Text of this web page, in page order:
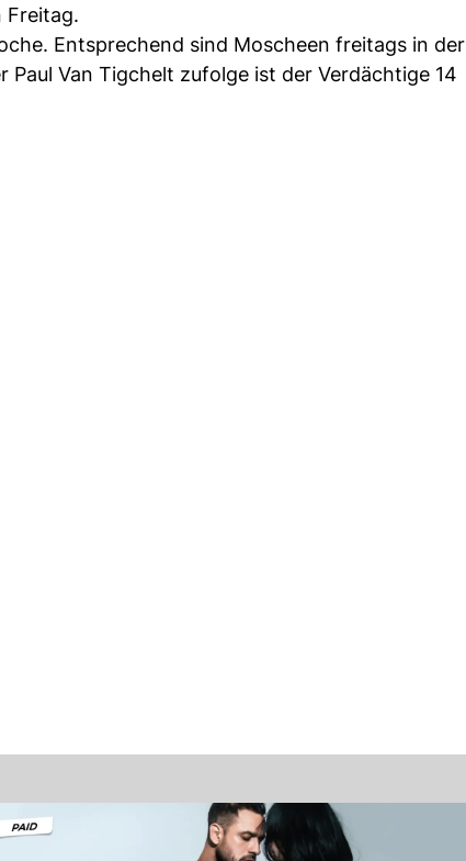
Freitag.
Entsprechend sind Moscheen freitags in der
Van Tigchelt zufolge ist der Verdächtige 14